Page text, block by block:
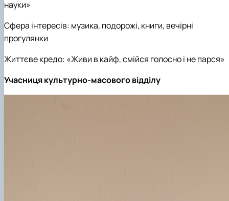
науки»
Сфера інтересів: музика, подорожі, книги, вечірні
прогулянки
Життєве кредо: «Живи в кайф, смійся голосно і не парся»
Учасниця культурно-масового відділу